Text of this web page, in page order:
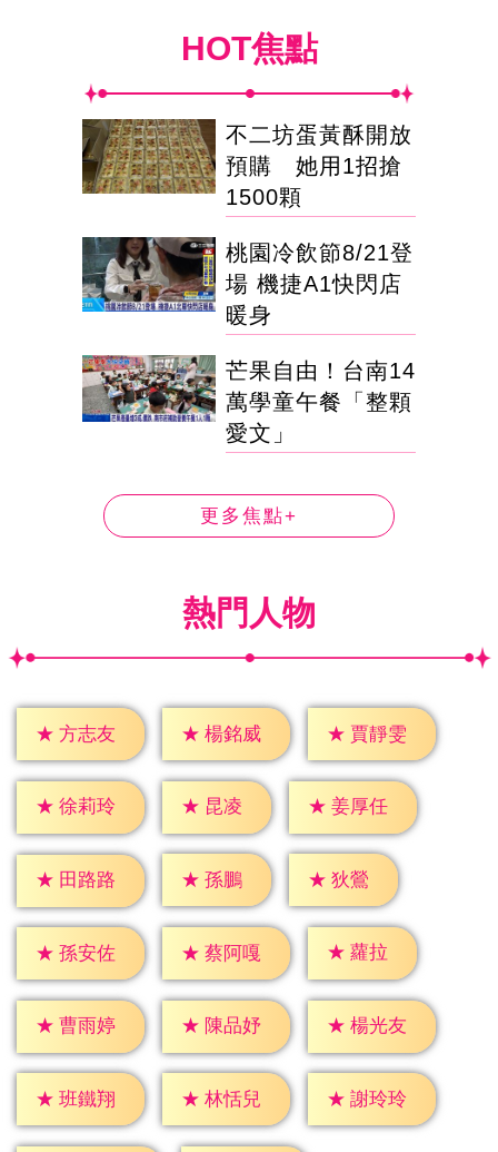
HOT焦點
不二坊蛋黃酥開放
預購 她用1招搶
1500顆
桃園冷飲節8/21登
場 機捷A1快閃店
暖身
芒果自由！台南14
萬學童午餐「整顆
愛文」
更多焦點+
熱門人物
★ 方志友 ★ 楊銘威 ★ 賈靜雯
★ 徐莉玲 ★ 昆凌 ★ 姜厚任
★ 田路路 ★ 孫鵬 ★ 狄鶯
★ 孫安佐 ★ 蔡阿嘎 ★ 蘿拉
★ 曹雨婷 ★ 陳品妤 ★ 楊光友
★ 班鐵翔 ★ 林恬兒 ★ 謝玲玲